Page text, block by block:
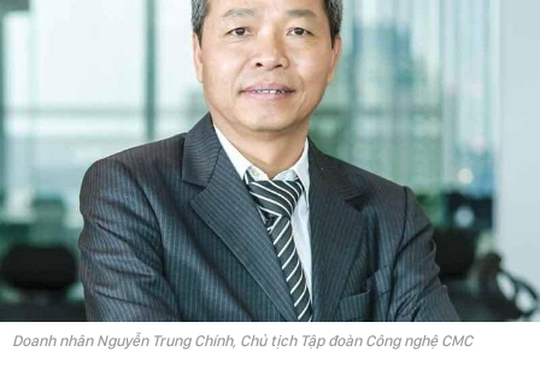
Doanh nhân Nguyễn Trung Chính, Chủ tịch Tập đoàn Công nghệ CMC